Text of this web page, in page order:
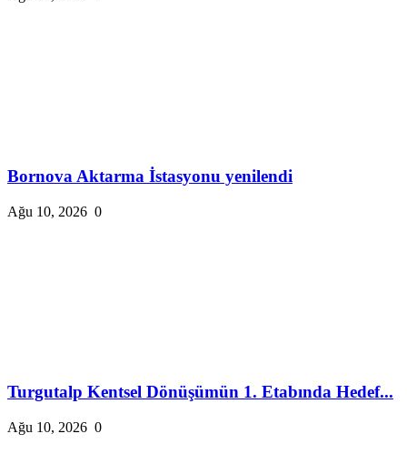
Bornova Aktarma İstasyonu yenilendi
Ağu 10, 2026 0
Turgutalp Kentsel Dönüşümün 1. Etabında Hedef...
Ağu 10, 2026 0